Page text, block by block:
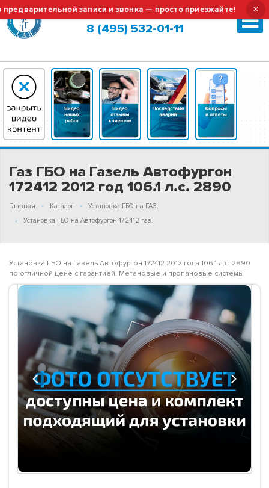
записи и звонка — просто приезжайте! ×
Москва (сменить город?)
8 (495) 532-01-11
Газ ГБО на Газель Автофургон
172412 2012 год 106.1 л.с. 2890
Главная Каталог
Установка ГБО на ГАЗ.
Установка ГБО на Автофургон 172412 газ.
Установка ГБО на Газель Автофургон 172412 2012 года 106.1 л.с. 2890
по отличной цене с гарантией! Метановые и пропановые системы
Previous Next